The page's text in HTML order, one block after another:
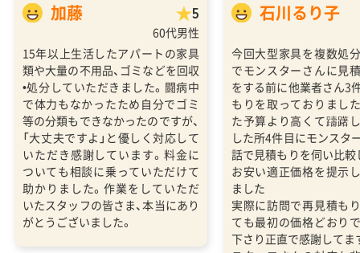
加藤 5
60代男性
15年以上生活したアパートの家具
類や大量の不用品、ゴミなどを回収
•処分していただきました。闘病中
で体力もなかったため自分でゴミ
等の分類もできなかったのですが、
「大丈夫ですよ」と優しく対応して
いただき感謝しています。料金に
ついても相談に乗っていただけて
助かりました。作業をしていただ
いたスタッフの皆さま、本当にあり
がとうございました。
石川るり子
今回大型家具を複数処
でモンスターさんに見
をする前に他業者さん3
もりを取っておりまし
た予算より高くて躊躇
した所4件目にモンスタ
話で見積もりを伺い比
お安い適正価格を提示
ました
実際に訪問で再見積も
ても最初の価格どおり
下さり正直で感謝してま